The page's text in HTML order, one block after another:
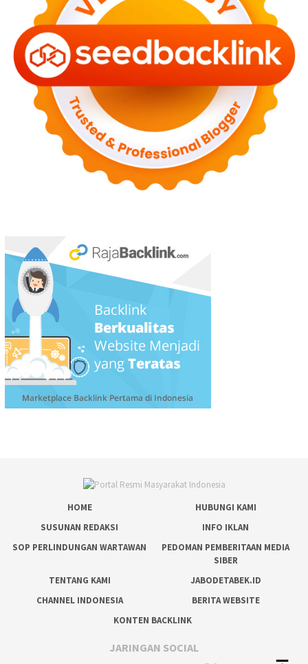
HOME
HUBUNGI KAMI
SUSUNAN REDAKSI
INFO IKLAN
SOP PERLINDUNGAN WARTAWAN
PEDOMAN PEMBERITAAN MEDIA
SIBER
TENTANG KAMI
JABODETABEK.ID
CHANNEL INDONESIA
BERITA WEBSITE
KONTEN BACKLINK
JARINGAN SOCIAL